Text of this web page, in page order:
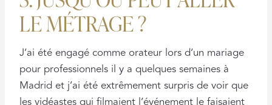
LE MÉTRAGE ?
J’ai été engagé comme orateur lors d’un mariage
pour professionnels il y a quelques semaines à
Madrid et j’ai été extrêmement surpris de voir que